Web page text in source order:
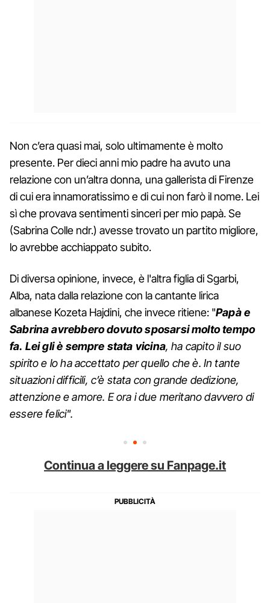
Non c’era quasi mai, solo ultimamente è molto
presente. Per dieci anni mio padre ha avuto una
relazione con un’altra donna, una gallerista di Firenze
di cui era innamoratissimo e di cui non farò il nome. Lei
sì che provava sentimenti sinceri per mio papà. Se
(Sabrina Colle ndr.) avesse trovato un partito migliore,
lo avrebbe acchiappato subito.
Di diversa opinione, invece, è l'altra figlia di Sgarbi,
Alba, nata dalla relazione con la cantante lirica
albanese Kozeta Hajdini, che invece ritiene: "Papà e
Sabrina avrebbero dovuto sposarsi molto tempo
fa. Lei gli è sempre stata vicina, ha capito il suo
spirito e lo ha accettato per quello che è. In tante
situazioni difficili, c’è stata con grande dedizione,
attenzione e amore. E ora i due meritano davvero di
essere felici".
Continua a leggere su Fanpage.it